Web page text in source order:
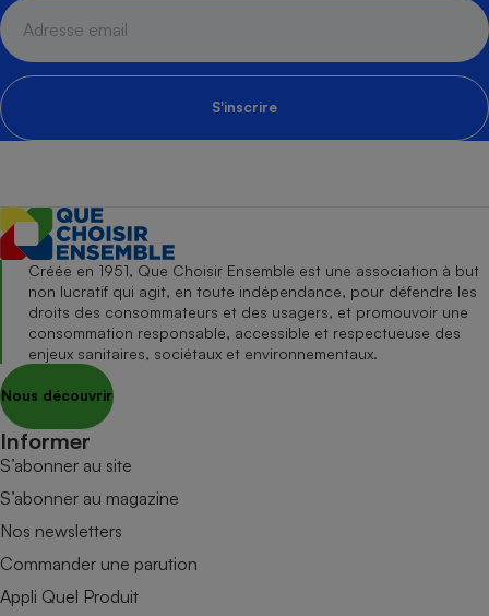
S'inscrire
Créée en 1951, Que Choisir Ensemble est une association à but
non lucratif qui agit, en toute indépendance, pour défendre les
droits des consommateurs et des usagers, et promouvoir une
consommation responsable, accessible et respectueuse des
enjeux sanitaires, sociétaux et environnementaux.
Nous découvrir
Informer
S’abonner au site
S’abonner au magazine
Nos newsletters
Commander une parution
Appli Quel Produit